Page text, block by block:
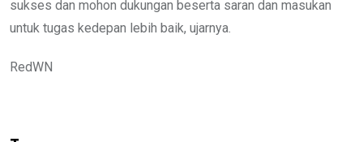
sukses dan mohon dukungan beserta saran dan masukan
untuk tugas kedepan lebih baik, ujarnya.
RedWN